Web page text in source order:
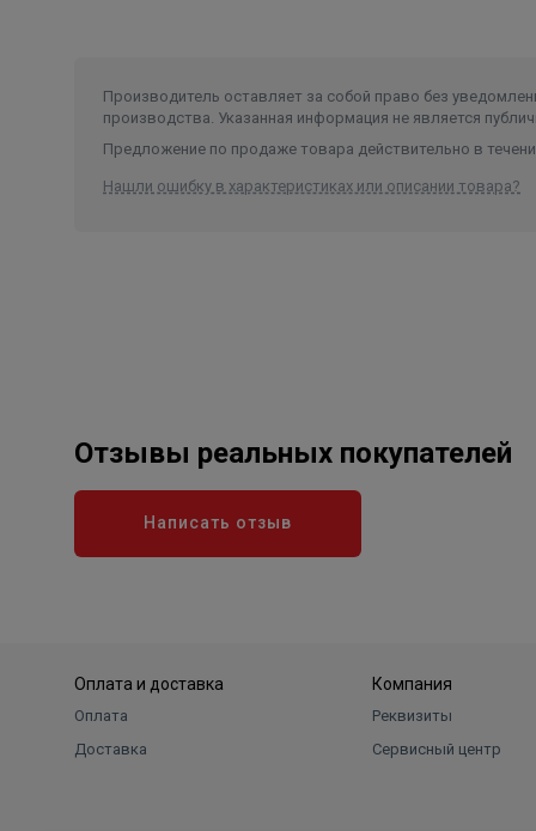
Производитель оставляет за собой право без
производства. Указанная информация не является
Предложение по продаже товара действительно в
Нашли ошибку в характеристиках или описании товара?
Отзывы реальных покупателей
Написать отзыв
Оплата и доставка
Оплата
Доставка
Компания
Реквизиты
Сервисный центр